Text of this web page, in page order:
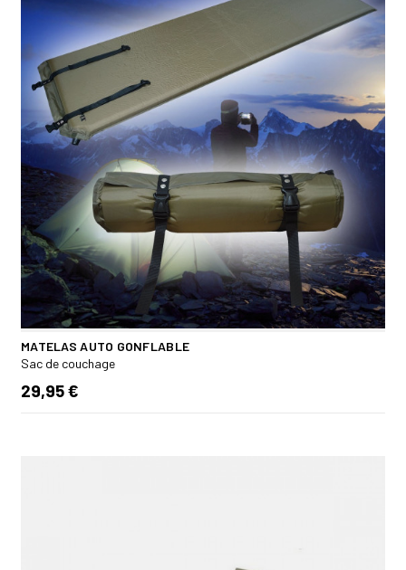
MATELAS AUTO GONFLABLE
Sac de couchage
29,95 €